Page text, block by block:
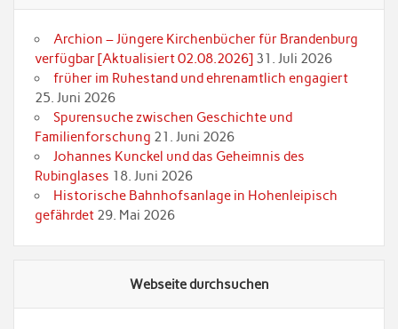
Archion – Jüngere Kirchenbücher für Brandenburg
verfügbar [Aktualisiert 02.08.2026] 31. Juli 2026
früher im Ruhestand und ehrenamtlich engagiert
25. Juni 2026
Spurensuche zwischen Geschichte und
Familienforschung 21. Juni 2026
Johannes Kunckel und das Geheimnis des
Rubinglases 18. Juni 2026
Historische Bahnhofsanlage in Hohenleipisch
gefährdet 29. Mai 2026
Webseite durchsuchen